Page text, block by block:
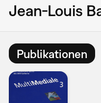
Jean-Louis
Publikationen